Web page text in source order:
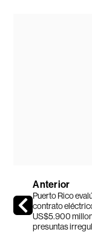
Anterior
Puerto Rico
contrato
US$5.900
presuntas